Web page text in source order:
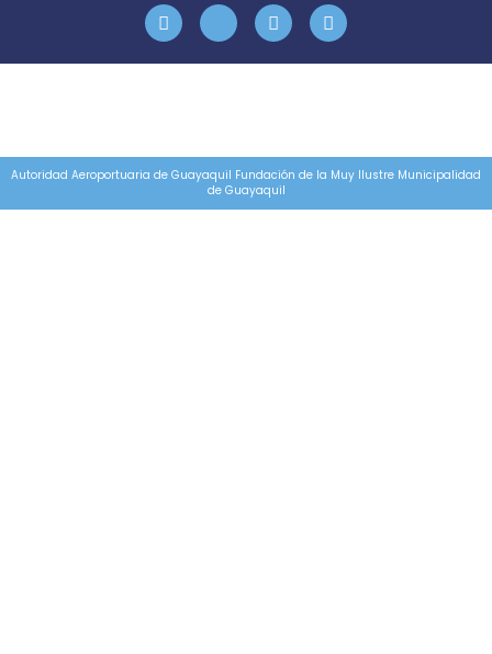
Autoridad Aeroportuaria de Guayaquil Fundación de la Muy Ilustre Municipalidad
de Guayaquil